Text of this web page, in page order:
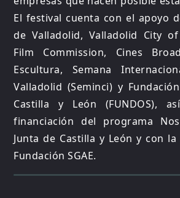
El festival cuenta con el apoyo
de Valladolid, Valladolid City
Film Commission, Cines
Escultura, Semana
Valladolid (Seminci) y
Castilla y León (FUNDOS),
financiación del programa
Junta de Castilla y León y con
Fundación SGAE.